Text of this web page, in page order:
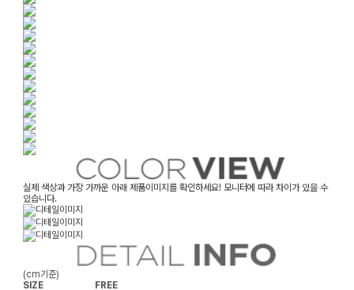
실제 색상과 가장 가까운 아래 제품이미지를 확인하세요! 모니터에 따라 차이가 있을 수
있습니다.
(cm기준)
SIZE
FREE